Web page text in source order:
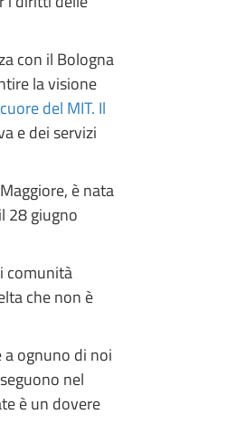
con il Bologna
la visione
del MIT. Il
e dei servizi
è nata
28 giugno
comunità
che non è
a ognuno di noi
nel
è un dovere